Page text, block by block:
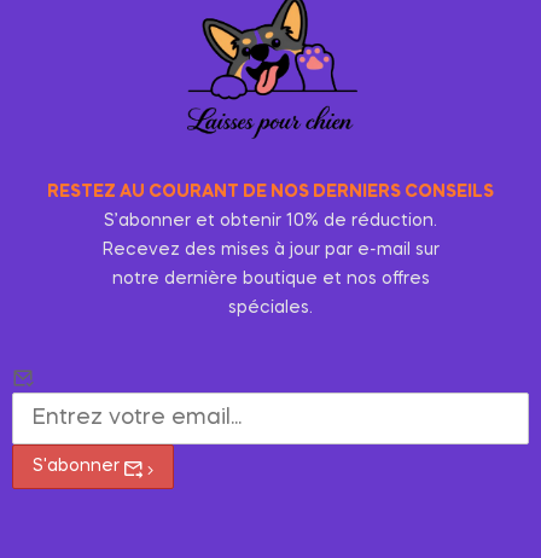
RESTEZ AU COURANT DE NOS DERNIERS CONSEILS
S’abonner et obtenir 10% de réduction.
Recevez des mises à jour par e-mail sur
notre dernière boutique et nos offres
spéciales.
S'abonner